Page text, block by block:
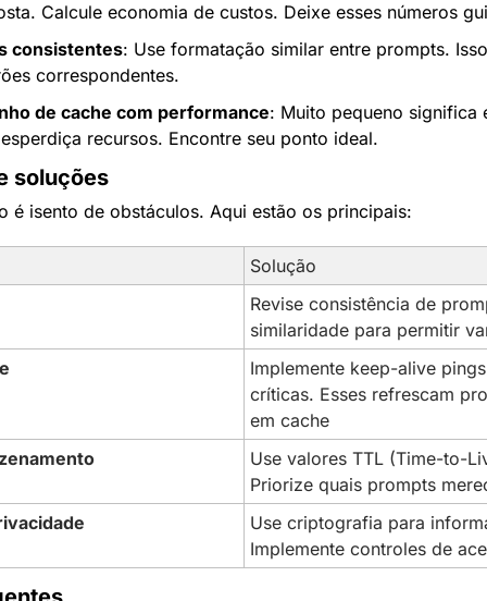
Calcule economia de custos. Deixe esses números
consistentes: Use formatação similar entre prompts.
correspondentes.
de cache com performance: Muito pequeno significa
recursos. Encontre seu ponto ideal.
soluções
é isento de obstáculos. Aqui estão os principais:
Solução
Revise consistência de
similaridade para permitir
Implemente keep-alive
críticas. Esses refrescam
em cache
Use valores TTL (Time-to-
Priorize quais prompts
Use criptografia para
Implemente controles de